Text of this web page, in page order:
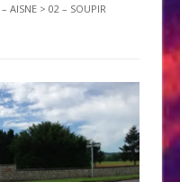
AISNE > 02 – SOUPIR